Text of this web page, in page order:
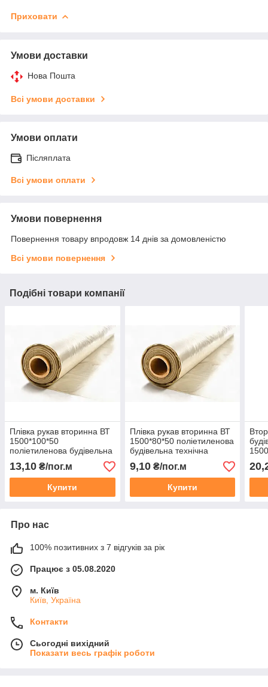
Приховати
Умови доставки
Нова Пошта
Всі умови доставки
Умови оплати
Післяплата
Всі умови оплати
Умови повернення
Повернення товару впродовж 14 днів за домовленістю
Всі умови повернення
Подібні товари компанії
Плівка рукав вторинна ВТ
1500*100*50
поліетиленова будівельна
технічна
13,10 ₴/пог.м
Купити
Плівка рукав вторинна ВТ
1500*80*50 поліетиленова
будівельна технічна
9,10₴/пог.м
Купити
Про нас
100% позитивних з 7 відгуків за рік
Працює з 05.08.2020
м. Київ
Київ, Україна
Контакти
Сьогодні вихідний
Показати весь графік роботи